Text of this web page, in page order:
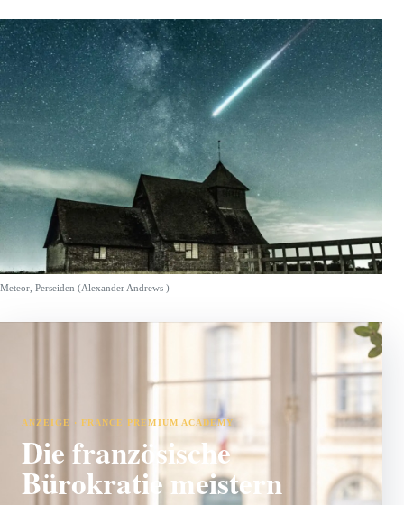
Meteor, Perseiden (Alexander Andrews )
ANZEIGE · FRANCE PREMIUM ACADEMY
Die französische
Bürokratie meistern